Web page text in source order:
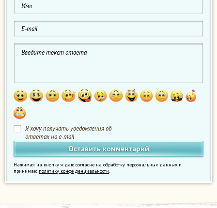
Я хочу получать уведомления об
ответах на e-mail
Нажимая на кнопку я даю согласие на обработку персональных данных и
принимаю политику конфиденциальности.